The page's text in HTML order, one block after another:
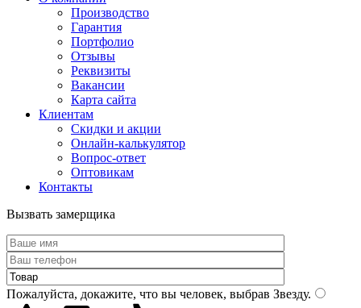
Производство
Гарантия
Портфолио
Отзывы
Реквизиты
Вакансии
Карта сайта
Клиентам
Скидки и акции
Онлайн-калькулятор
Вопрос-ответ
Оптовикам
Контакты
Вызвать замерщика
Пожалуйста, докажите, что вы человек, выбрав Звезду.